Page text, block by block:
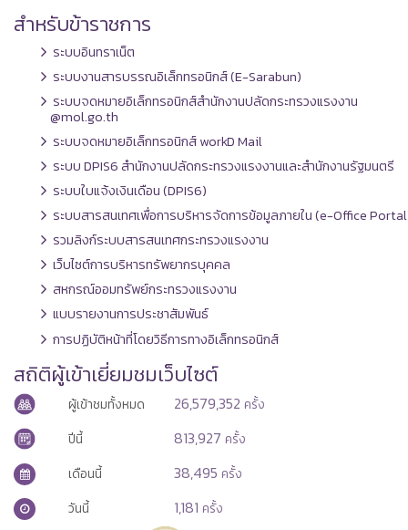
สำหรับข้าราชการ
ระบบอินทราเน็ต
ระบบงานสารบรรณอิเล็กทรอนิกส์ (E-Sarabun)
ระบบจดหมายอิเล็กทรอนิกส์สำนักงานปลัดกระทรวงแรงงาน
@mol.go.th
ระบบจดหมายอิเล็กทรอนิกส์ workD Mail
ระบบ DPIS6 สำนักงานปลัดกระทรวงแรงงานและสำนักงานรัฐมนตรี
ระบบใบแจ้งเงินเดือน (DPIS6)
ระบบสารสนเทศเพื่อการบริหารจัดการข้อมูลภายใน (e-Office
รวมลิงก์ระบบสารสนเทศกระทรวงแรงงาน
เว็บไซต์การบริหารทรัพยากรบุคคล
สหกรณ์ออมทรัพย์กระทรวงแรงงาน
แบบรายงานการประชาสัมพันธ์
การปฏิบัติหน้าที่โดยวิธีการทางอิเล็กทรอนิกส์
สถิติผู้เข้าเยี่ยมชมเว็บไซต์
ผู้เข้าชมทั้งหมด 26,579,352 ครั้ง
ปีนี้
813,927 ครั้ง
เดือนนี้
38,495 ครั้ง
วันนี้
1,181 ครั้ง